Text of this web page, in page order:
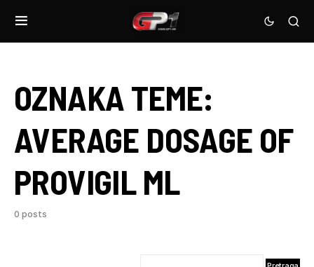
OZNAKA TEME:
AVERAGE DOSAGE OF
PROVIGIL ML
0 posts